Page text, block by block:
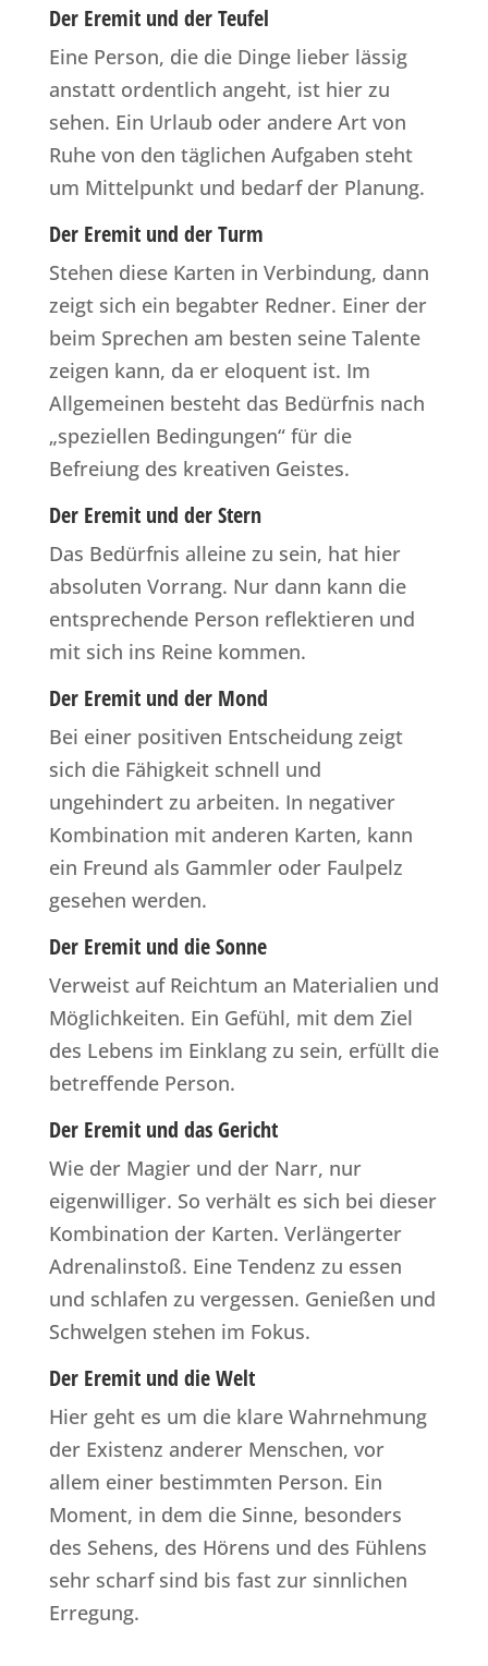
Der Eremit und der Teufel
Eine Person, die die Dinge lieber lässig
anstatt ordentlich angeht, ist hier zu
sehen. Ein Urlaub oder andere Art von
Ruhe von den täglichen Aufgaben steht
um Mittelpunkt und bedarf der Planung.
Der Eremit und der Turm
Stehen diese Karten in Verbindung, dann
zeigt sich ein begabter Redner. Einer der
beim Sprechen am besten seine Talente
zeigen kann, da er eloquent ist. Im
Allgemeinen besteht das Bedürfnis nach
„speziellen Bedingungen“ für die
Befreiung des kreativen Geistes.
Der Eremit und der Stern
Das Bedürfnis alleine zu sein, hat hier
absoluten Vorrang. Nur dann kann die
entsprechende Person reflektieren und
mit sich ins Reine kommen.
Der Eremit und der Mond
Bei einer positiven Entscheidung zeigt
sich die Fähigkeit schnell und
ungehindert zu arbeiten. In negativer
Kombination mit anderen Karten, kann
ein Freund als Gammler oder Faulpelz
gesehen werden.
Der Eremit und die Sonne
Verweist auf Reichtum an Materialien und
Möglichkeiten. Ein Gefühl, mit dem Ziel
des Lebens im Einklang zu sein, erfüllt die
betreffende Person.
Der Eremit und das Gericht
Wie der Magier und der Narr, nur
eigenwilliger. So verhält es sich bei dieser
Kombination der Karten. Verlängerter
Adrenalinstoß. Eine Tendenz zu essen
und schlafen zu vergessen. Genießen und
Schwelgen stehen im Fokus.
Der Eremit und die Welt
Hier geht es um die klare Wahrnehmung
der Existenz anderer Menschen, vor
allem einer bestimmten Person. Ein
Moment, in dem die Sinne, besonders
des Sehens, des Hörens und des Fühlens
sehr scharf sind bis fast zur sinnlichen
Erregung.